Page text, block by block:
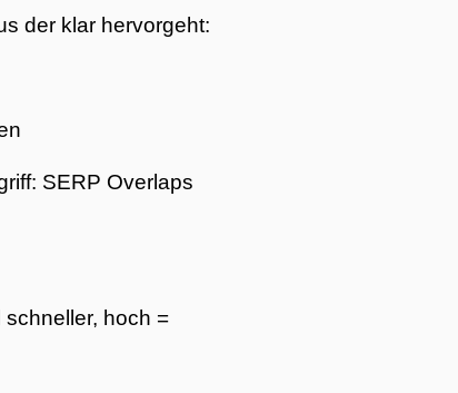
der klar hervorgeht:
SERP Overlaps
hoch =